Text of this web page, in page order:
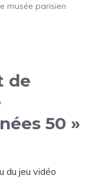
musée parisien
de
50 »
du jeu vidéo